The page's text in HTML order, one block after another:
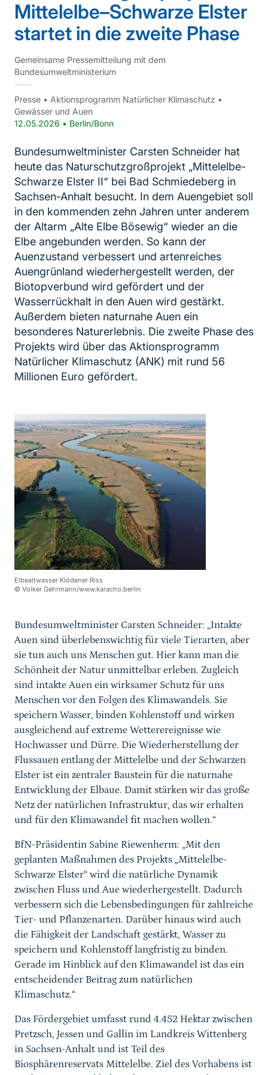
Mittelelbe–Schwarze Elster
startet in die zweite Phase
Gemeinsame Pressemitteilung mit dem
Bundesumweltministerium
Presse • Aktionsprogramm Natürlicher Klimaschutz •
Gewässer und Auen
12.05.2026 • Berlin/Bonn
Bundesumweltminister Carsten Schneider hat
heute das Naturschutzgroßprojekt „Mittelelbe-
Schwarze Elster II“ bei Bad Schmiedeberg in
Sachsen-Anhalt besucht. In dem Auengebiet soll
in den kommenden zehn Jahren unter anderem
der Altarm „Alte Elbe Bösewig“ wieder an die
Elbe angebunden werden. So kann der
Auenzustand verbessert und artenreiches
Auengrünland wiederhergestellt werden, der
Biotopverbund wird gefördert und der
Wasserrückhalt in den Auen wird gestärkt.
Außerdem bieten naturnahe Auen ein
besonderes Naturerlebnis. Die zweite Phase des
Projekts wird über das Aktionsprogramm
Natürlicher Klimaschutz (ANK) mit rund 56
Millionen Euro gefördert.
Elbealtwasser Klödener Riss
© Volker Gehrmann/www.karacho.berlin
Bundesumweltminister Carsten Schneider: „Intakte
Auen sind überlebenswichtig für viele Tierarten, aber
sie tun auch uns Menschen gut. Hier kann man die
Schönheit der Natur unmittelbar erleben. Zugleich
sind intakte Auen ein wirksamer Schutz für uns
Menschen vor den Folgen des Klimawandels. Sie
speichern Wasser, binden Kohlenstoff und wirken
ausgleichend auf extreme Wetterereignisse wie
Hochwasser und Dürre. Die Wiederherstellung der
Flussauen entlang der Mittelelbe und der Schwarzen
Elster ist ein zentraler Baustein für die naturnahe
Entwicklung der Elbaue. Damit stärken wir das große
Netz der natürlichen Infrastruktur, das wir erhalten
und für den Klimawandel fit machen wollen.“
BfN-Präsidentin Sabine Riewenherm: „Mit den
geplanten Maßnahmen des Projekts „Mittelelbe-
Schwarze Elster“ wird die natürliche Dynamik
zwischen Fluss und Aue wiederhergestellt. Dadurch
verbessern sich die Lebensbedingungen für zahlreiche
Tier- und Pflanzenarten. Darüber hinaus wird auch
die Fähigkeit der Landschaft gestärkt, Wasser zu
speichern und Kohlenstoff langfristig zu binden.
Gerade im Hinblick auf den Klimawandel ist das ein
entscheidender Beitrag zum natürlichen
Klimaschutz.“
Das Fördergebiet umfasst rund 4.452 Hektar zwischen
Pretzsch, Jessen und Gallin im Landkreis Wittenberg
in Sachsen-Anhalt und ist Teil des
Biosphärenreservats Mittelelbe. Ziel des Vorhabens ist